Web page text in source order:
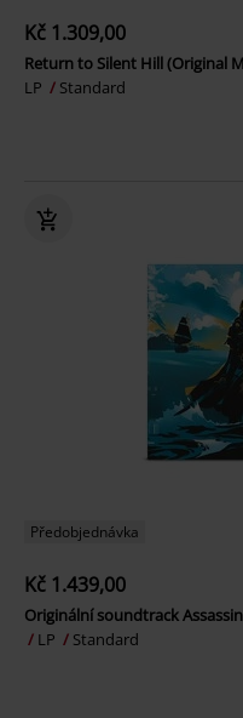
Kč 1.309,00
Return to Silent Hill (Original
LP
Standard
Předobjednávka
Kč 1.439,00
Originální soundtrack
LP
Standard